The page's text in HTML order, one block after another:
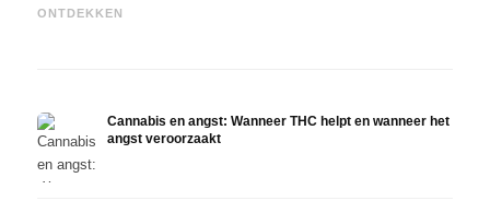
ONTDEKKEN
Epidiolex en de huidige stand
Cannabis en angst: Wanneer THC helpt en wanneer het
angst veroorzaakt